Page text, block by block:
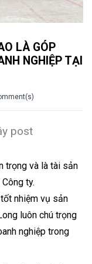
LÀ GÓP
NGHIỆP TẠI
post
trọng và là tài sản
ty.
nhiệm vụ sản
luôn chú trọng
nghiệp trong